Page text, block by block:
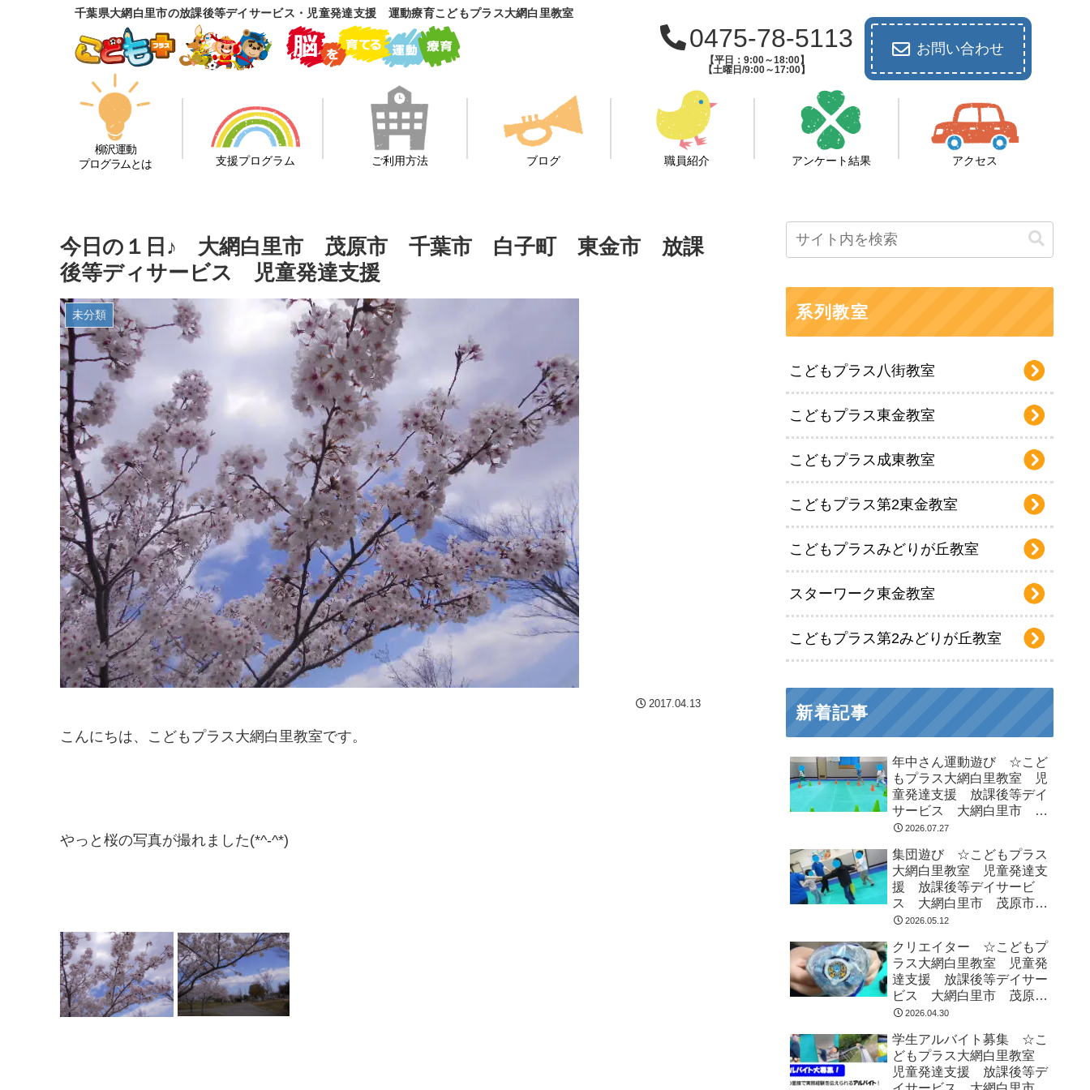
千葉県大網白里市の放課後等デイサービス・児童発達支援 運動療育こどもプラス大網白里教室
0475-78-5113
【平日：9:00～18:00】
【土曜日/9:00～17:00】
お問い合わせ
柳沢運動
プログラムとは
支援プログラム ご利用方法 ブログ 職員紹介 アンケート結果 アクセス
今日の１日♪ 大網白里市 茂原市 千葉市 白子町 東金市 放課
後等ディサービス 児童発達支援
未分類
2017.04.13
こんにちは、こどもプラス大網白里教室です。
やっと桜の写真が撮れました(*^-^*)
系列教室
こどもプラス八街教室
こどもプラス東金教室
こどもプラス成東教室
こどもプラス第2東金教室
こどもプラスみどりが丘教室
スターワーク東金教室
こどもプラス第2みどりが丘教室
新着記事
年中さん運動遊び ☆こど
もプラス大網白里教室 児
童発達支援 放課後等デイ
サービス 大網白里市 茂
原市 白子町
2026.07.27
集団遊び ☆こどもプラス
大網白里教室 児童発達支
援 放課後等デイサービ
ス 大網白里市 茂原市
白子町
2026.05.12
クリエイター ☆こどもプ
ラス大網白里教室 児童発
達支援 放課後等デイサー
ビス 大網白里市 茂原
市 白子町
2026.04.30
学生アルバイト募集 ☆こ
どもプラス大網白里教室
児童発達支援 放課後等デ